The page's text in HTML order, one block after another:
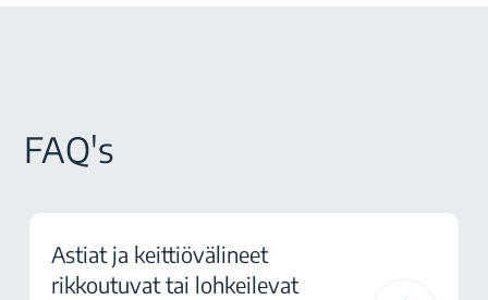
FAQ's
Astiat ja keittiövälineet
rikkoutuvat tai lohkeilevat